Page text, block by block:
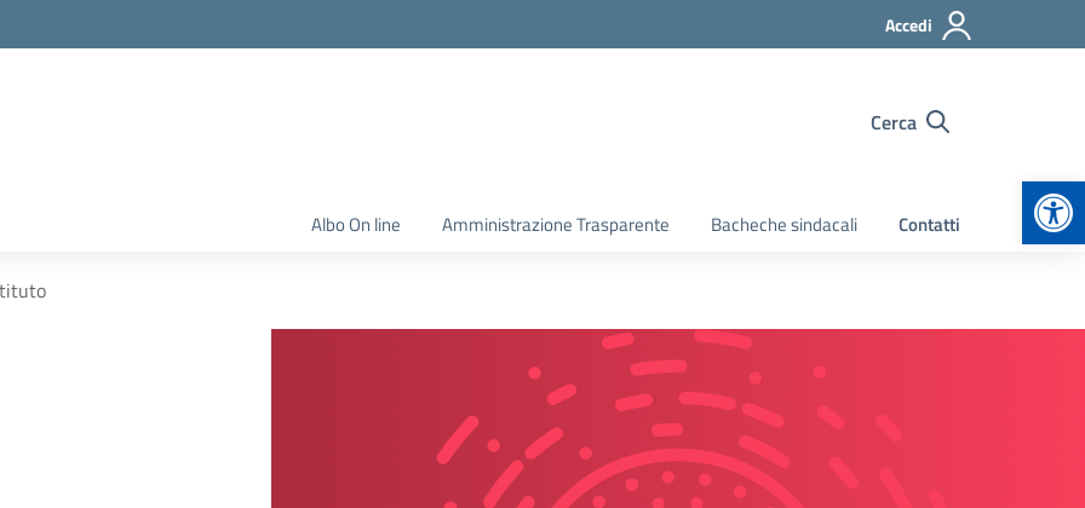
Accedi
Cerca
Albo On line Amministrazione Trasparente Bacheche sindacali Contatti